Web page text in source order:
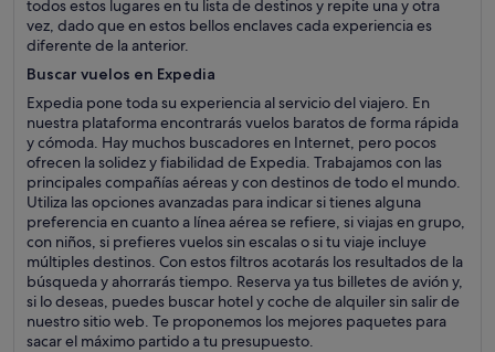
todos estos lugares en tu lista de destinos y repite una y otra
vez, dado que en estos bellos enclaves cada experiencia es
diferente de la anterior.
Buscar vuelos en Expedia
Expedia pone toda su experiencia al servicio del viajero. En
nuestra plataforma encontrarás vuelos baratos de forma rápida
y cómoda. Hay muchos buscadores en Internet, pero pocos
ofrecen la solidez y fiabilidad de Expedia. Trabajamos con las
principales compañías aéreas y con destinos de todo el mundo.
Utiliza las opciones avanzadas para indicar si tienes alguna
preferencia en cuanto a línea aérea se refiere, si viajas en grupo,
con niños, si prefieres vuelos sin escalas o si tu viaje incluye
múltiples destinos. Con estos filtros acotarás los resultados de la
búsqueda y ahorrarás tiempo. Reserva ya tus billetes de avión y,
si lo deseas, puedes buscar hotel y coche de alquiler sin salir de
nuestro sitio web. Te proponemos los mejores paquetes para
sacar el máximo partido a tu presupuesto.